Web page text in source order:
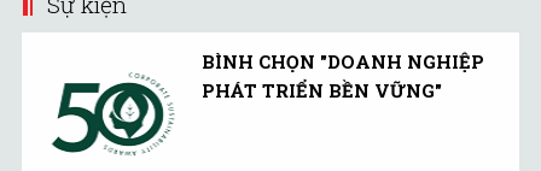
BÌNH CHỌN "DOANH NGHIỆP
PHÁT TRIỂN BỀN VỮNG"